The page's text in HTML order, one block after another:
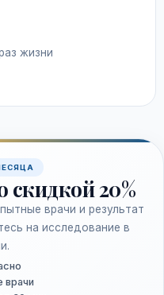
жизни
скидкой 20%
врачи и результат
на исследование в